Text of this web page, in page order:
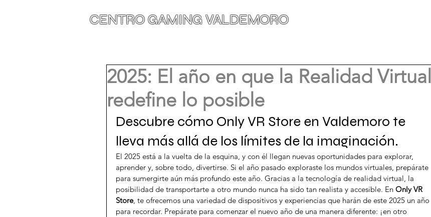
CENTRO GAMING VALDEMORO
2025: El año en que la Realidad Virtual
redefine lo posible
Descubre cómo Only VR Store en Valdemoro te
lleva más allá de los límites de la imaginación.
El 2025 está a la vuelta de la esquina, y con él llegan nuevas oportunidades para explorar,
aprender y, sobre todo, divertirse. Si el año pasado exploraste los mundos virtuales, prepárate
para sumergirte aún más profundo este año. Gracias a la tecnología de realidad virtual, la
posibilidad de transportarte a otro mundo nunca ha sido tan realista y accesible. En Only VR
Store, te ofrecemos una variedad de dispositivos y experiencias que harán de este 2025 un año
para recordar. Prepárate para comenzar el nuevo año de una manera diferente: ¡en otro